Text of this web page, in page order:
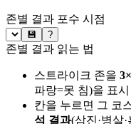
존별 결과 포수 시점
💾 ?
존별 결과 읽는 법
스트라이크 존을
파랑=못 침)을 표시
칸을 누르면 그 코
석 결과(삼진·병살